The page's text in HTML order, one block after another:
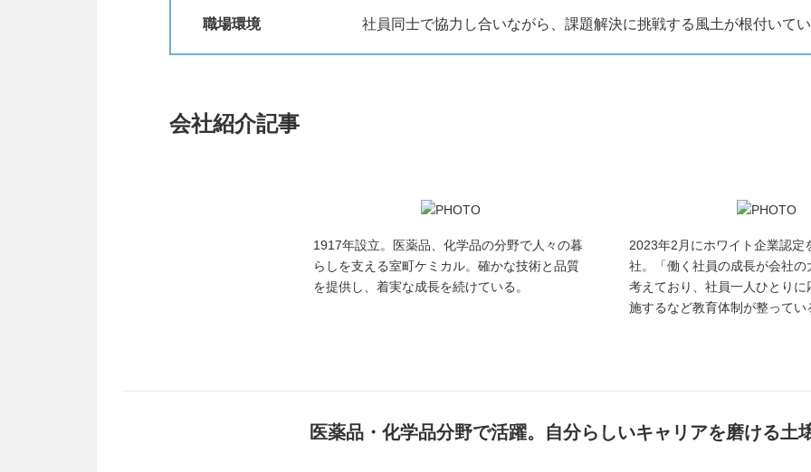
職場環境 社員同士で協力し合いながら、課題解決に挑戦する風土が根付いて
会社紹介記事
1917年設立。医薬品、化学品の分野で人々の暮
らしを支える室町ケミカル。確かな技術と品質
を提供し、着実な成長を続けている。
2023年2月にホワイト企業認定
社。「働く社員の成長が会社の
考えており、社員一人ひとりに
施するなど教育体制が整ってい
医薬品・化学品分野で活躍。自分らしいキャリアを磨ける土